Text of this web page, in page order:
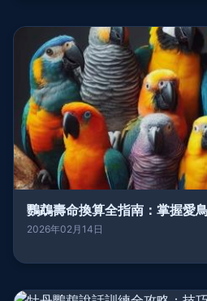
鸚鵡壽命換算全指南：掌握愛
2026年02月14日